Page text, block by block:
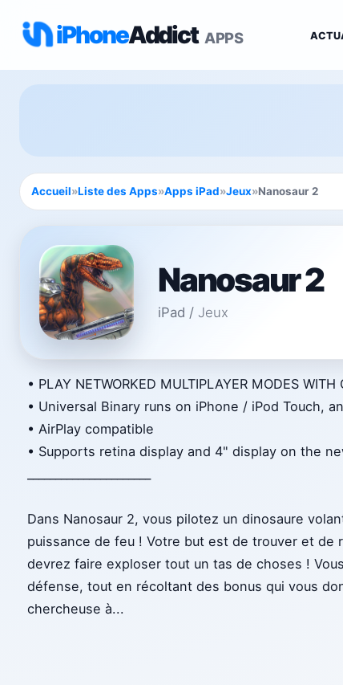
iPhoneAddict APPS
Accueil»Liste des Apps»Apps iPad»Jeux»Nanosaur 2
Nanosaur 2
iPad / Jeux
• PLAY NETWORKED MULTIPLAYER MODES WITH
• Universal Binary runs on iPhone / iPod Touch,
• AirPlay compatible
• Supports retina display and 4" display on the
Dans Nanosaur 2, vous pilotez un dinosaure
puissance de feu ! Votre but est de trouver et de
devrez faire exploser tout un tas de choses !
défense, tout en récoltant des bonus qui vous
chercheuse à...